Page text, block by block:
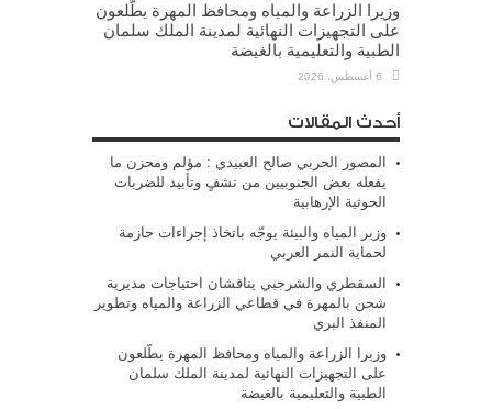
وزيرا الزراعة والمياه ومحافظ المهرة يطّلعون
على التجهيزات النهائية لمدينة الملك سلمان
الطبية والتعليمية بالغيضة
6 أغسطس، 2026
أحدث المقالات
المصور الحربي صالح العبيدي : مؤلم ومحزن ما
يفعله بعض الجنوبيين من تشفٍ وتأييد للضربات
الحوثية الإرهابية
وزير المياه والبيئة يوجّه باتخاذ إجراءات حازمة
لحماية النمر العربي
السقطري والشرجبي يناقشان احتياجات مديرية
شحن بالمهرة في قطاعي الزراعة والمياه وتطوير
المنفذ البري
وزيرا الزراعة والمياه ومحافظ المهرة يطّلعون
على التجهيزات النهائية لمدينة الملك سلمان
الطبية والتعليمية بالغيضة